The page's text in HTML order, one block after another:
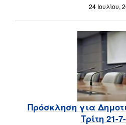
24 Ιουλίου,
Πρόσκληση για
Τρίτη 21-